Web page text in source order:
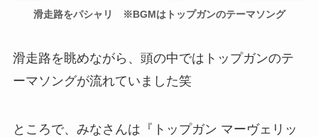
滑走路をパシャリ ※BGMはトップガンのテーマソング
滑走路を眺めながら、頭の中ではトップガンのテ
ーマソングが流れていました笑
ところで、みなさんは 『トップガン マーヴェリッ